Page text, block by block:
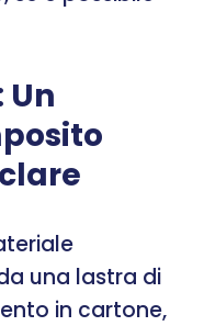
Un
una lastra di
in cartone,